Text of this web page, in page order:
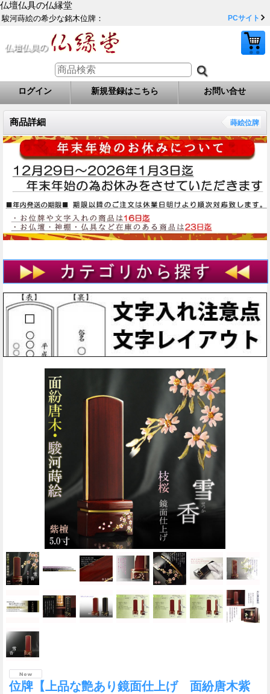
仏壇仏具の仏縁堂
駿河蒔絵の希少な銘木位牌： PCサイト
ログイン 新規登録はこちら お問い合せ
商品詳細 蒔絵位牌
位牌【上品な艶あり鏡面仕上げ 面紛唐木紫